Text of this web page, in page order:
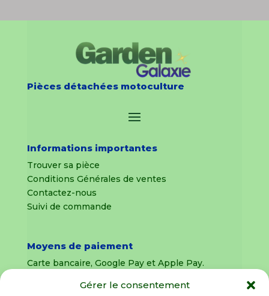
Gérer le consentement
Pièces détachées motoculture
Informations importantes
Trouver sa pièce
Conditions Générales de ventes
Contactez-nous
Suivi de commande
Moyens de paiement
Carte bancaire, Google Pay et Apple Pay.